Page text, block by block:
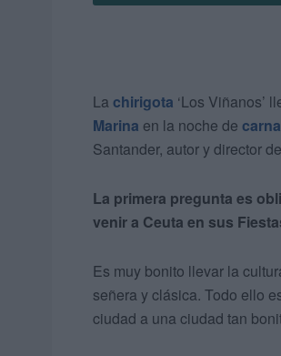
La chirigota ‘Los Viñanos’
Marina en la noche de
Santander, autor y director
La primera pregunta es
venir a Ceuta en sus
Es muy bonito llevar la
señera y clásica. Todo ello
ciudad a una ciudad tan